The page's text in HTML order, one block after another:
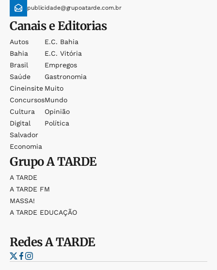
publicidade@grupoatarde.com.br
Canais e Editorias
Autos
Bahia
Brasil
Saúde
Cineinsite
Concursos
Cultura
Digital
Salvador
Economia
E.c. Bahia
E.c. Vitória
Empregos
Gastronomia
Muito
Mundo
Opinião
Política
GrupoA TARDE
A TARDE
A TARDE FM
MASSA!
A TARDE EDUCAÇÃO
RedesA TARDE